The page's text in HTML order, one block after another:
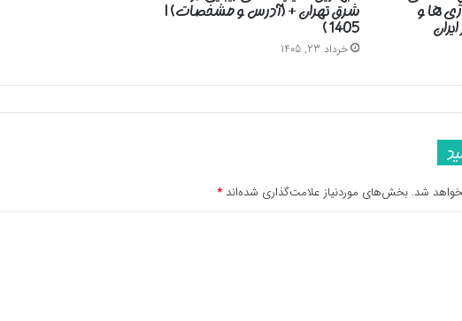
ها و شرق تهران + (آدرس و مشخصات) |
1405 )
خرداد 23, 1405
شد. بخش‌های موردنیاز علامت‌گذاری شده‌اند *